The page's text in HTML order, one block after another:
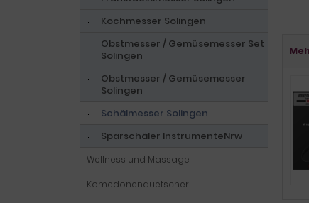
Kochmesser Solingen
Obstmesser / Gemüsemesser Set
Solingen
Obstmesser / Gemüsemesser
Solingen
Schälmesser Solingen
Sparschäler InstrumenteNrw
Wellness und Massage
Komedonenquetscher